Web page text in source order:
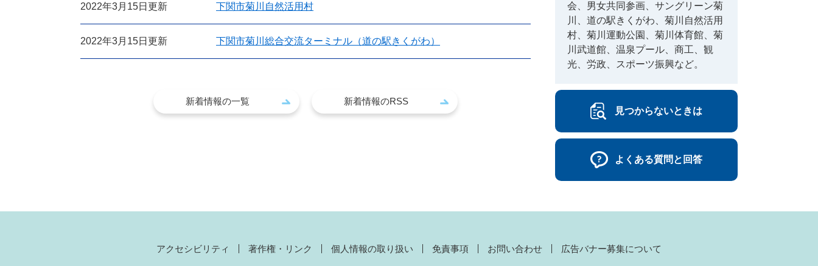
2022年3月15日更新 下関市菊川自然活用村
2022年3月15日更新 下関市菊川総合交流ターミナル（道の駅きくがわ）
新着情報の一覧 新着情報のRSS
会、男女共同参画、サングリーン菊
川、道の駅きくがわ、菊川自然活用
村、菊川運動公園、菊川体育館、菊
川武道館、温泉プール、商工、観
光、労政、スポーツ振興など。
見つからないときは
よくある質問と回答
アクセシビリティ 著作権・リンク 個人情報の取り扱い 免責事項 お問い合わせ 広告バナー募集について